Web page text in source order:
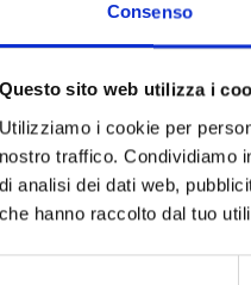
Consenso
Questo sito web utilizza i
Utilizziamo i cookie per
nostro traffico. Condividiamo
di analisi dei dati web,
che hanno raccolto dal tuo
de acero inoxidable para
detectores de las series